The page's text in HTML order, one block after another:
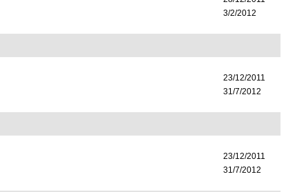
3/2/2012
23/12/2011
31/7/2012
23/12/2011
31/7/2012